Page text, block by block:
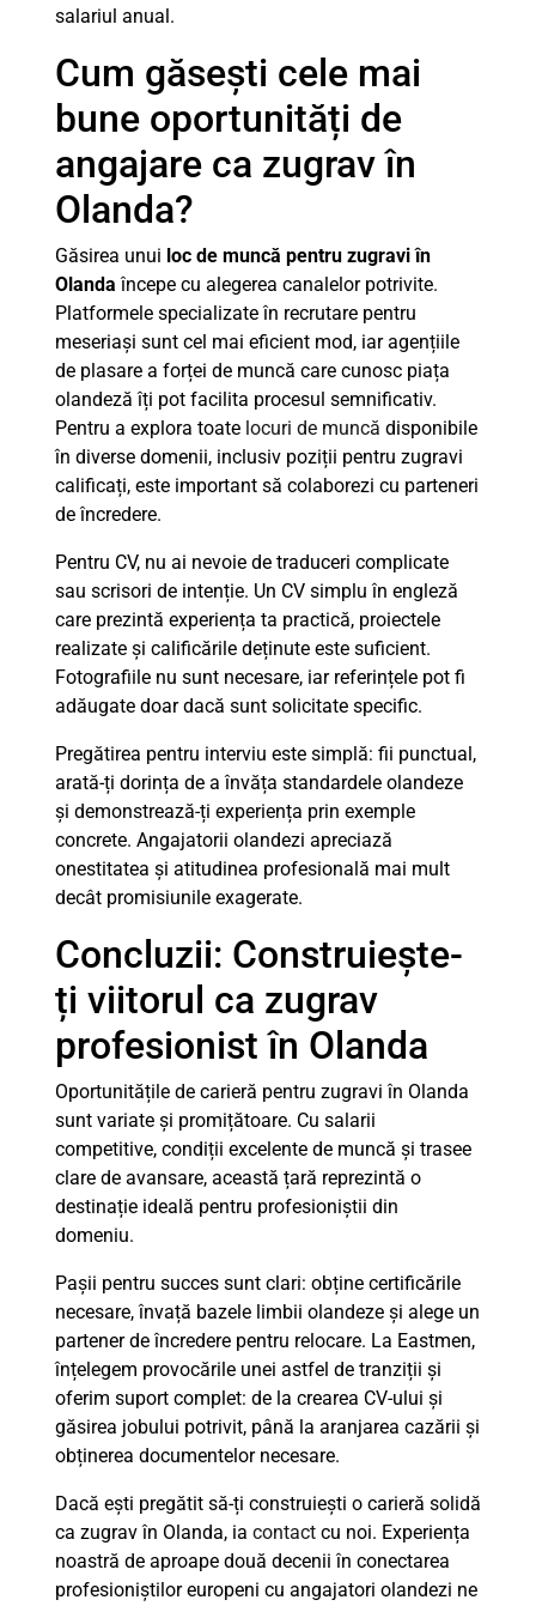
salariul anual.
Cum găsești cele mai
bune oportunități de
angajare ca zugrav în
Olanda?
Găsirea unui loc de muncă pentru zugravi în
Olanda începe cu alegerea canalelor potrivite.
Platformele specializate în recrutare pentru
meseriași sunt cel mai eficient mod, iar agențiile
de plasare a forței de muncă care cunosc piața
olandeză îți pot facilita procesul semnificativ.
Pentru a explora toate locuri de muncă disponibile
în diverse domenii, inclusiv poziții pentru zugravi
calificați, este important să colaborezi cu parteneri
de încredere.
Pentru CV, nu ai nevoie de traduceri complicate
sau scrisori de intenție. Un CV simplu în engleză
care prezintă experiența ta practică, proiectele
realizate și calificările deținute este suficient.
Fotografiile nu sunt necesare, iar referințele pot fi
adăugate doar dacă sunt solicitate specific.
Pregătirea pentru interviu este simplă: fii punctual,
arată-ți dorința de a învăța standardele olandeze
și demonstrează-ți experiența prin exemple
concrete. Angajatorii olandezi apreciază
onestitatea și atitudinea profesională mai mult
decât promisiunile exagerate.
Concluzii: Construiește-
ți viitorul ca zugrav
profesionist în Olanda
Oportunitățile de carieră pentru zugravi în Olanda
sunt variate și promițătoare. Cu salarii
competitive, condiții excelente de muncă și trasee
clare de avansare, această țară reprezintă o
destinație ideală pentru profesioniștii din
domeniu.
Pașii pentru succes sunt clari: obține certificările
necesare, învață bazele limbii olandeze și alege un
partener de încredere pentru relocare. La Eastmen,
înțelegem provocările unei astfel de tranziții și
oferim suport complet: de la crearea CV-ului și
găsirea jobului potrivit, până la aranjarea cazării și
obținerea documentelor necesare.
Dacă ești pregătit să-ți construiești o carieră solidă
ca zugrav în Olanda, ia contact cu noi. Experiența
noastră de aproape două decenii în conectarea
profesioniștilor europeni cu angajatori olandezi ne